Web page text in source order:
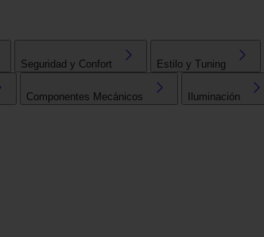
Seguridad y Confort Estilo y Tuning
Componentes Mecánicos Iluminación